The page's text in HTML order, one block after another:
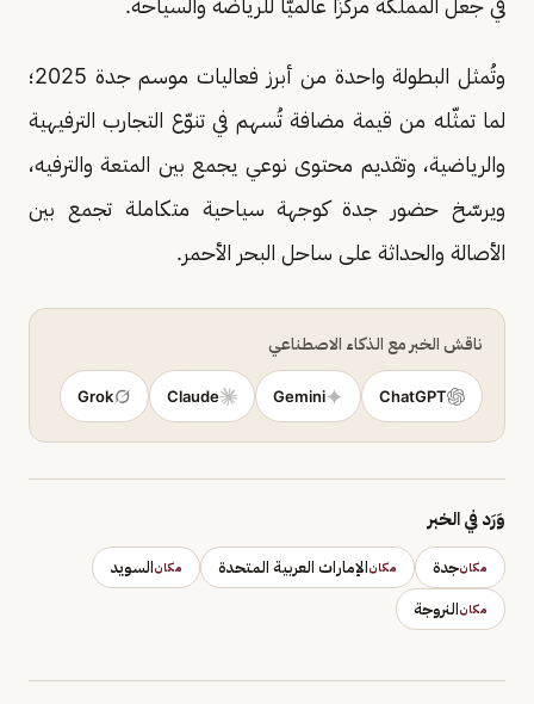
في جعل المملكة مركزًا عالميًّا للرياضة والسياحة.
وتُمثل البطولة واحدة من أبرز فعاليات موسم جدة 2025؛
لما تمثّله من قيمة مضافة تُسهم في تنوّع التجارب الترفيهية
والرياضية، وتقديم محتوى نوعي يجمع بين المتعة والترفيه،
ويرسّخ حضور جدة كوجهة سياحية متكاملة تجمع بين
الأصالة والحداثة على ساحل البحر الأحمر.
ناقش الخبر مع الذكاء الاصطناعي
ChatGPT
Gemini
Claude
Grok
وَرَد في الخبر
مكانجدة مكانالإمارات العربية المتحدة مكانالسويد
مكانالنروجة